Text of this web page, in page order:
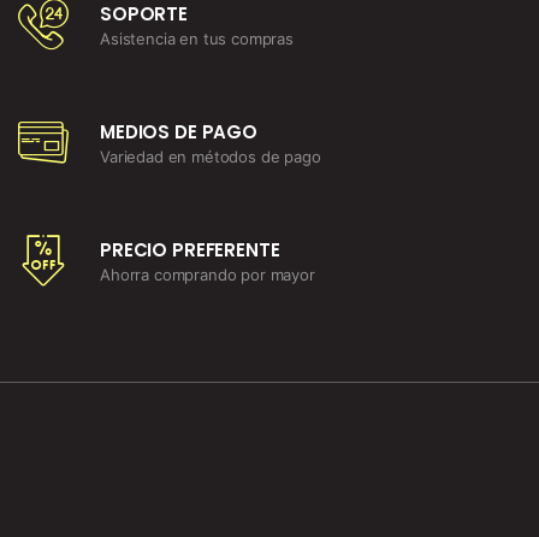
SOPORTE
Asistencia en tus compras
MEDIOS DE PAGO
Variedad en métodos de pago
PRECIO PREFERENTE
Ahorra comprando por mayor